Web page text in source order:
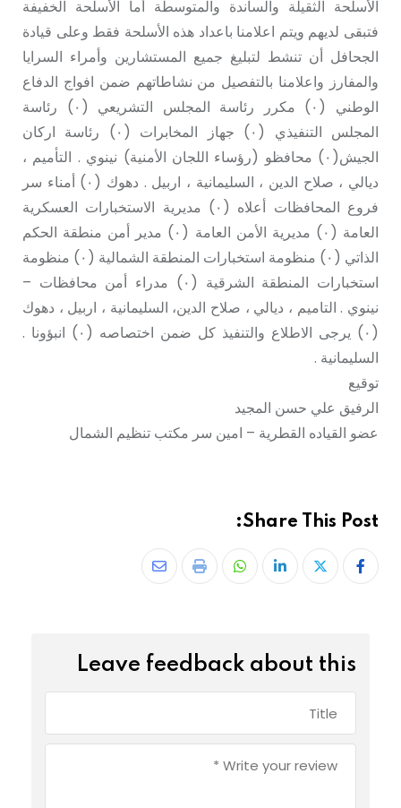
الأسلحة الثقيلة والساندة والمتوسطة أما الأسلحة الخفيفة
فتبقى لديهم ويتم اعلامنا باعداد هذە الأسلحة فقط وعلى قيادة
الجحافل أن تنشط لتبليغ جميع المستشارين وأمراء السرايا
والمفارز واعلامنا بالتفصيل من نشاطاتهم ضمن افواج الدفاع
الوطني (٠) مكرر رئاسة المجلس التشريعي (٠) رئاسة
المجلس التنفيذي (٠) جهاز المخابرات (٠) رئاسة اركان
الجيش(٠) محافظو (رؤساء اللجان الأمنية) نينوي . التأميم ،
ديالي ، صلاح الدين ، السليمانية ، اربيل . دهوك (٠) أمناء سر
فروع المحافظات أعلاه (٠) مديرية الاستخبارات العسكرية
العامة (٠) مديرية الأمن العامة (٠) مدير أمن منطقة الحكم
الذاتي (٠) منظومة استخبارات المنطقة الشمالية (٠) منظومة
استخبارات المنطقة الشرقية (٠) مدراء أمن محافظات –
نينوي . التاميم ، ديالي ، صلاح الدین، السليمانية ، اربيل ، دهوك
(٠) يرجى الاطلاع والتنفيذ كل ضمن اختصاصه (٠) انبؤونا .
السليمانية .
توقیع
الرفيق علي حسن المجید
عضو القیادە القطریة – امین سر مکتب تنظیم الشمال
Share This Post:
Leave feedback about this